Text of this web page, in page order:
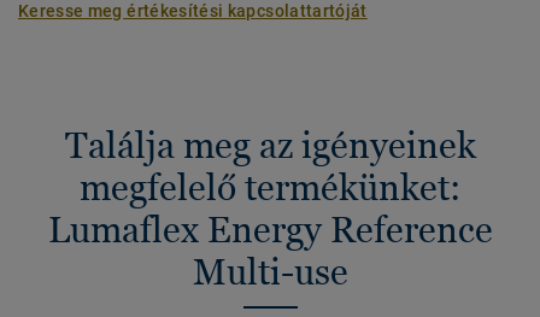
Keresse meg értékesítési kapcsolattartóját
Találja meg az igényeinek
megfelelő termékünket:
Lumaflex Energy Reference
Multi-use